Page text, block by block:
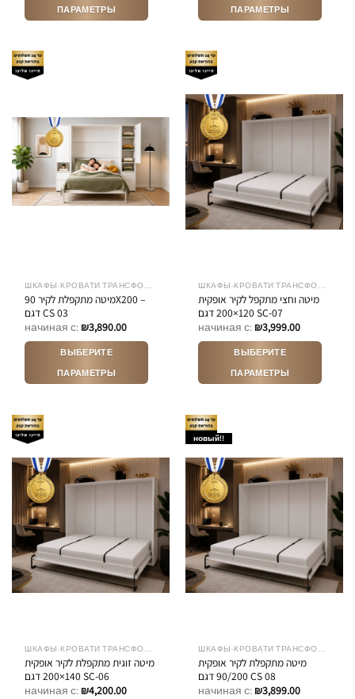
ПАРАМЕТРЫ
имеет
несколько
можно
выбрать
на
странице
товара.
ПАРАМЕТРЫ
имеет
несколько
вариаций.
Опции
можно
выбрать
на
странице
товара.
ШКАФЫ-КРОВАТИ ТРАНСФОРМЕРЫ
מיטה מתקפלת לקיר 90X200 –
דגם CS 03
начиная с: ₪3,890.00
ВЫБЕРИТЕ
ПАРАМЕТРЫ
имеет
несколько
вариаций.
Опции
можно
выбрать
на
странице
товара.
ШКАФЫ-КРОВАТИ ТРАНСФОРМЕРЫ
מיטה וחצי מתקפל לקיר אופקית
120×200 דגם SC-07
начиная с: ₪3,999.00
ВЫБЕРИТЕ
ПАРАМЕТРЫ
имеет
несколько
вариаций.
Опции
можно
выбрать
на
странице
товара.
ШКАФЫ-КРОВАТИ ТРАНСФОРМЕРЫ
מיטה זוגית מתקפלת לקיר אופקית
140×200 דגם SC-06
начиная с: ₪4,200.00
новый!!
ШКАФЫ-КРОВАТИ ТРАНСФОРМЕРЫ
מיטה מתקפלת לקיר אופקית
90/200 דגם CS 08
начиная с: ₪3,899.00